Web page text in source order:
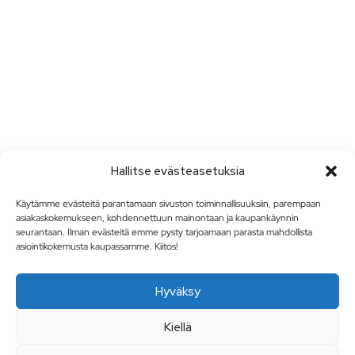
Hallitse evästeasetuksia
Käytämme evästeitä parantamaan sivuston toiminnallisuuksiin, parempaan
asiakaskokemukseen, kohdennettuun mainontaan ja kaupankäynnin
seurantaan. Ilman evästeitä emme pysty tarjoamaan parasta mahdollista
asiointikokemusta kaupassamme. Kiitos!
Hyväksy
Kiellä